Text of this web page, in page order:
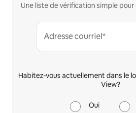
Une liste de vérification simple
Adresse courriel*
Habitez-vous actuellement dans le
View?
Oui